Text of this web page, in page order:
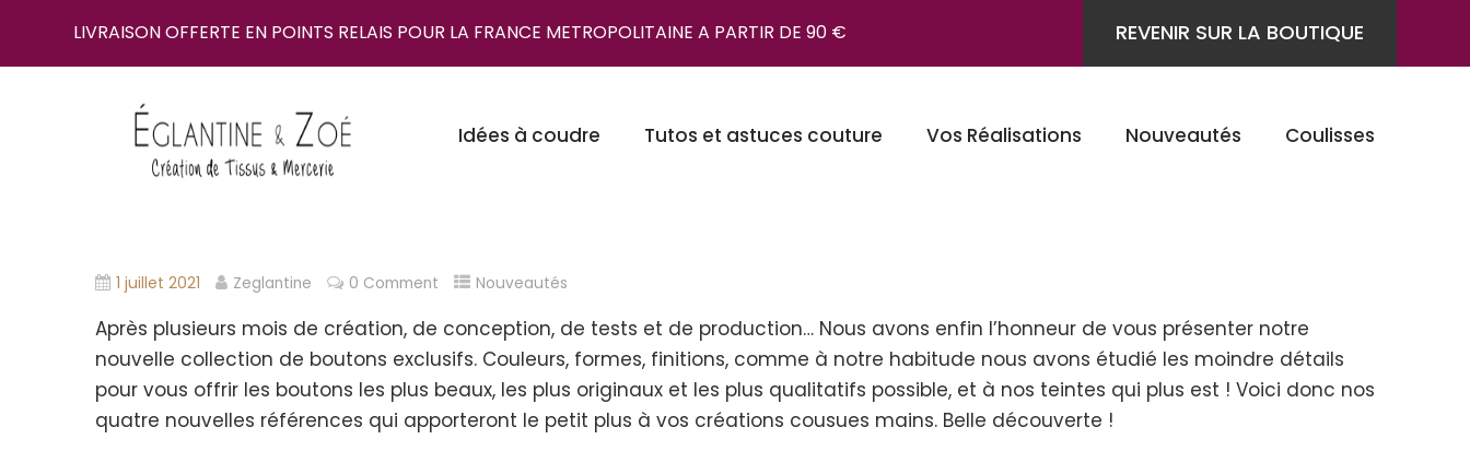
LIVRAISON OFFERTE EN POINTS RELAIS POUR LA FRANCE METROPOLITAINE A PARTIR DE 90 € REVENIR SUR LA BOUTIQUE
Idées à coudre Tutos et astuces couture Vos Réalisations Nouveautés Coulisses
1 juillet 2021 Zeglantine 0 Comment Nouveautés
Après plusieurs mois de création, de conception, de tests et de production… Nous avons enfin l’honneur de vous présenter notre
nouvelle collection de boutons exclusifs. Couleurs, formes, finitions, comme à notre habitude nous avons étudié les moindre détails
pour vous offrir les boutons les plus beaux, les plus originaux et les plus qualitatifs possible, et à nos teintes qui plus est ! Voici donc nos
quatre nouvelles références qui apporteront le petit plus à vos créations cousues mains. Belle découverte !